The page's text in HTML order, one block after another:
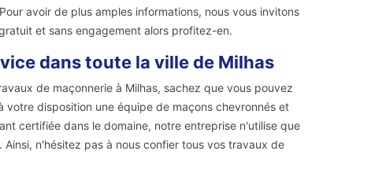
avoir de plus amples informations, nous vous invitons
et sans engagement alors profitez-en.
dans toute la ville de Milhas
de maçonnerie à Milhas, sachez que vous pouvez
disposition une équipe de maçons chevronnés et
certifiée dans le domaine, notre entreprise n'utilise que
n'hésitez pas à nous confier tous vos travaux de